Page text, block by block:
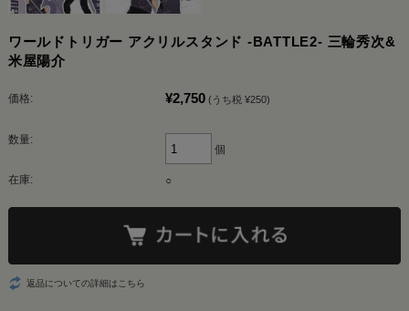
ワールドトリガー アクリルスタンド -BATTLE2- 三輪秀次&
米屋陽介
価格: ¥2,750 (うち税 ¥250)
数量:
個
在庫: ○
返品についての詳細はこちら